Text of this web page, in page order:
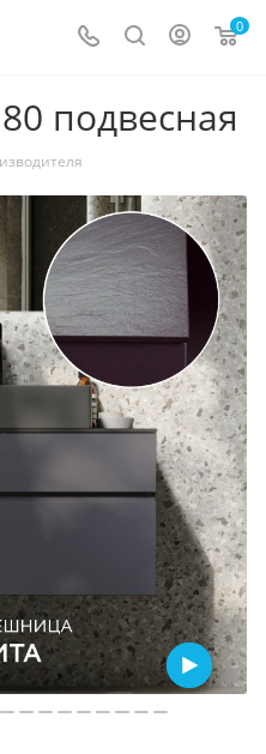
0
подвесная